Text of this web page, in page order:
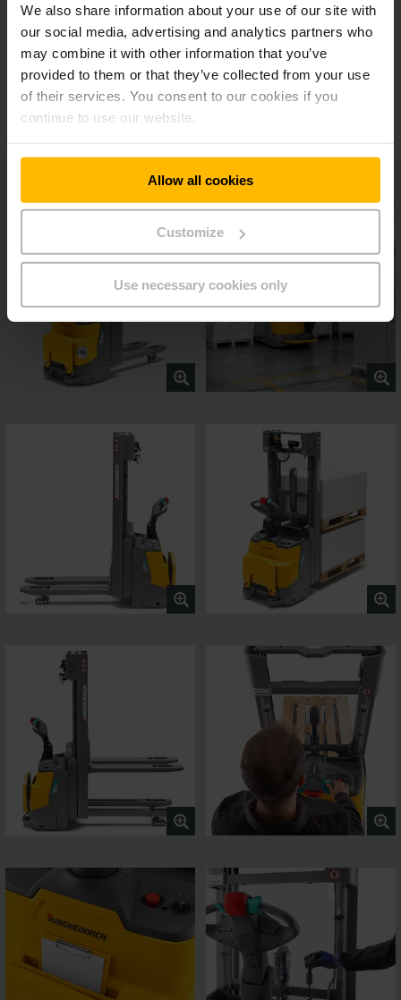
We also share information about your use of our site with
our social media, advertising and analytics partners who
may combine it with other information that you’ve
provided to them or that they’ve collected from your use
of their services. You consent to our cookies if you
continue to use our website.
Allow all cookies
Customize
Use necessary cookies only
Universel et polyvalent
Diverses options d’équipement